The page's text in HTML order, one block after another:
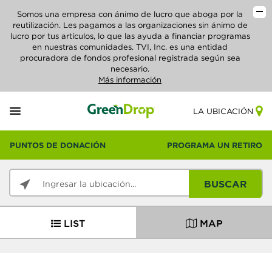
Somos una empresa con ánimo de lucro que aboga por la
reutilización. Les pagamos a las organizaciones sin ánimo de
lucro por tus artículos, lo que las ayuda a financiar programas
en nuestras comunidades. TVI, Inc. es una entidad
procuradora de fondos profesional registrada según sea
necesario.
Más información
LA UBICACIÓN
PUNTOS DE DONACIÓN PROGRAMA UN RETIRO
BUSCAR
LIST MAP